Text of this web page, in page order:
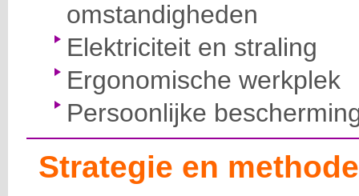
omstandigheden
Elektriciteit en straling
Ergonomische werkplek
Persoonlijke
Strategie en